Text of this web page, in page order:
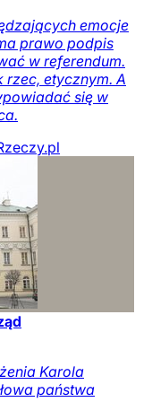
emocje
prawo podpis
w referendum.
rzec, etycznym. A
się w
Karola
państwa